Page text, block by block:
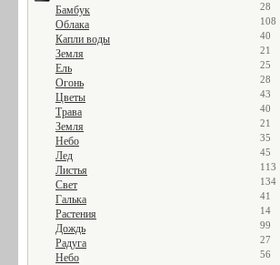
Бамбук 28
Облака 108
Капли воды 40
Земля 21
Ель 25
Огонь 28
Цветы 43
Трава 40
Земля 21
Небо 35
Лед 45
Листья 113
Свет 134
Галька 41
Растения 14
Дождь 99
Радуга 27
Небо 56